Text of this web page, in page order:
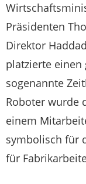
Präsidenten
Direktor
platzierte einen
sogenannte
Roboter wurde
einem
symbolisch für
für